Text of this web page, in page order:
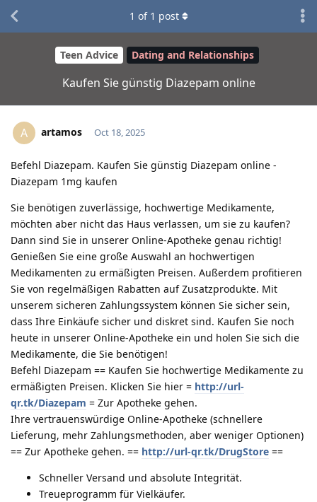
Teen Advice Dating and Relationships
Kaufen Sie günstig Diazepam online
1 of 1 post
A artamos Oct 18, 2025
Befehl Diazepam. Kaufen Sie günstig Diazepam online -
Diazepam 1mg kaufen
Sie benötigen zuverlässige, hochwertige Medikamente,
möchten aber nicht das Haus verlassen, um sie zu kaufen?
Dann sind Sie in unserer Online-Apotheke genau richtig!
Genießen Sie eine große Auswahl an hochwertigen
Medikamenten zu ermäßigten Preisen. Außerdem profitieren
Sie von regelmäßigen Rabatten auf Zusatzprodukte. Mit
unserem sicheren Zahlungssystem können Sie sicher sein,
dass Ihre Einkäufe sicher und diskret sind. Kaufen Sie noch
heute in unserer Online-Apotheke ein und holen Sie sich die
Medikamente, die Sie benötigen!
Befehl Diazepam == Kaufen Sie hochwertige Medikamente zu
ermäßigten Preisen. Klicken Sie hier = http://url-
qr.tk/Diazepam = Zur Apotheke gehen.
Ihre vertrauenswürdige Online-Apotheke (schnellere
Lieferung, mehr Zahlungsmethoden, aber weniger Optionen)
== Zur Apotheke gehen. == http://url-qr.tk/DrugStore ==
Schneller Versand und absolute Integrität.
Treueprogramm für Vielkäufer.